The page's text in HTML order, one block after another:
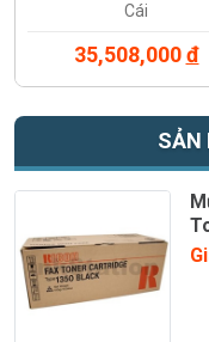
Cái
35,508,000đ
SẢN